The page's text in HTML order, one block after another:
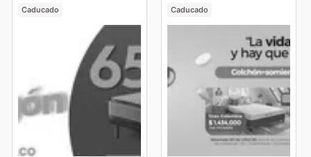
Caducado Caducado